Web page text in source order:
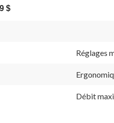
$
Réglages
Débit